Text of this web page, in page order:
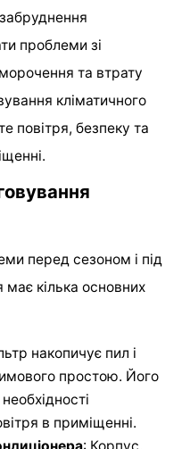
проблеми зі
та втрату
кліматичного
повітря, безпеку та
перед сезоном і під
має кілька основних
накопичує пил і
простою. Його
в приміщенні.